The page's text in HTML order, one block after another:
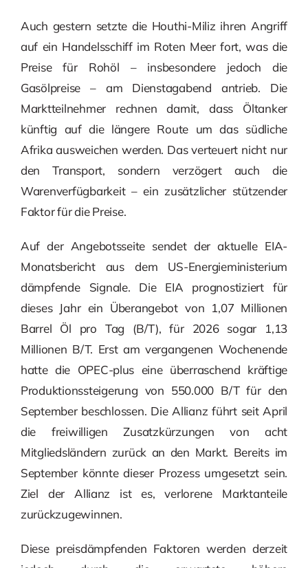
Auch gestern setzte die Houthi-Miliz ihren Angriff
auf ein Handelsschiff im Roten Meer fort, was die
Preise für Rohöl – insbesondere jedoch die
Gasölpreise – am Dienstagabend antrieb. Die
Marktteilnehmer rechnen damit, dass Öltanker
künftig auf die längere Route um das südliche
Afrika ausweichen werden. Das verteuert nicht nur
den Transport, sondern verzögert auch die
Warenverfügbarkeit – ein zusätzlicher stützender
Faktor für die Preise.
Auf der Angebotsseite sendet der aktuelle EIA-
Monatsbericht aus dem US-Energieministerium
dämpfende Signale. Die EIA prognostiziert für
dieses Jahr ein Überangebot von 1,07 Millionen
Barrel Öl pro Tag (B/T), für 2026 sogar 1,13
Millionen B/T. Erst am vergangenen Wochenende
hatte die OPEC-plus eine überraschend kräftige
Produktionssteigerung von 550.000 B/T für den
September beschlossen. Die Allianz führt seit April
die freiwilligen Zusatzkürzungen von acht
Mitgliedsländern zurück an den Markt. Bereits im
September könnte dieser Prozess umgesetzt sein.
Ziel der Allianz ist es, verlorene Marktanteile
zurückzugewinnen.
Diese preisdämpfenden Faktoren werden derzeit